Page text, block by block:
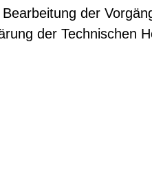
der
der Technischen